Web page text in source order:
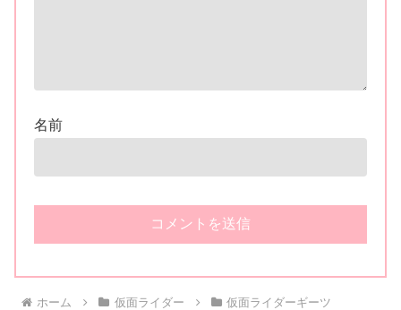
名前
ホーム 仮面ライダー 仮面ライダーギーツ